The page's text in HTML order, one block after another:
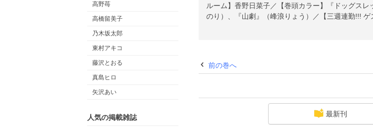
高野苺
高橋留美子
乃木坂太郎
東村アキコ
藤沢とおる
真島ヒロ
矢沢あい
人気の掲載雑誌
ルーム】香野日菜子／【巻頭カラー】『ドッグス
のり）、『山劇』（峰浪りょう）／【三週連勤!!!
前の巻へ
最新刊